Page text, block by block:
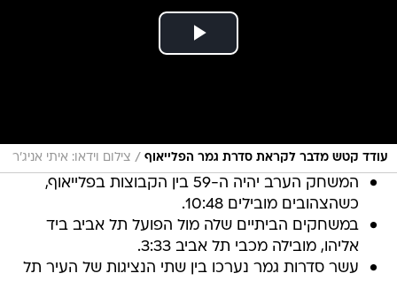
עודד קטש מדבר לקראת סדרת גמר הפלייאוף / צילום וידאו: איתי אניג'ר
המשחק הערב יהיה ה-59 בין הקבוצות בפלייאוף,
כשהצהובים מובילים 10:48.
במשחקים הביתיים שלה מול הפועל תל אביב ביד
אליהו, מובילה מכבי תל אביב 3:33.
עשר סדרות גמר נערכו בין שתי הנציגות של העיר תל